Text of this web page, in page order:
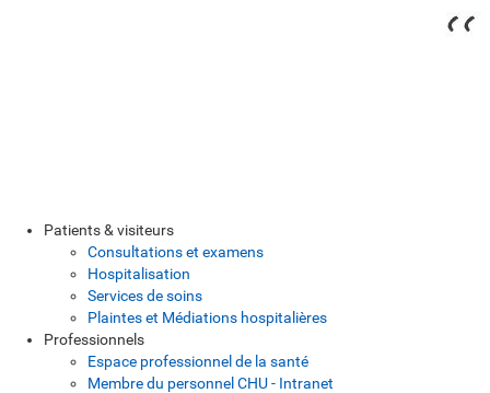
Patients & visiteurs
Consultations et examens
Hospitalisation
Services de soins
Plaintes et Médiations hospitalières
Professionnels
Espace professionnel de la santé
Membre du personnel CHU - Intranet